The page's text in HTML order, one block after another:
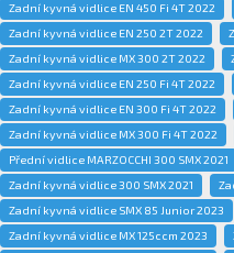
Zadní kyvná vidlice EN 450 Fi 4T 2022
Zadní kyvná vidlice EN 250 2T 2022
Zadní kyvná vidlice MX 300 2T 2022
Zadní kyvná vidlice EN 250 Fi 4T 2022
Zadní kyvná vidlice EN 300 Fi 4T 2022
Zadní kyvná vidlice MX 300 Fi 4T 2022
Přední vidlice MARZOCCHI 300 SMX 2021
Zadní kyvná vidlice 300 SMX 2021
Zadní kyvná vidlice SMX 85 Junior 2023
Zadní kyvná vidlice MX 125ccm 2023